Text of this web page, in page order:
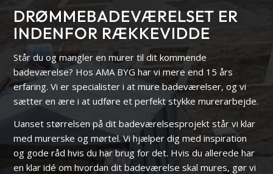
DRØMMEBADE­VÆRELSET ER
INDENFOR RÆKKEVIDDE
Står du og mangler en murer til dit kommende
badeværelse? Hos AMA BYG har vi mere end 15 års
erfaring. Vi er specialister i at mure badeværelser, og vi
sætter en ære i at udføre et perfekt stykke murerarbejde.
Uanset størrelsen på dit badeværelsesprojekt står vi klar
med murerske og mørtel. Vi hjælper dig med inspiration
og gode råd hvis du har brug for det. Hvis du allerede har
en klar idé om hvordan dit badeværelse skal mures, gør vi